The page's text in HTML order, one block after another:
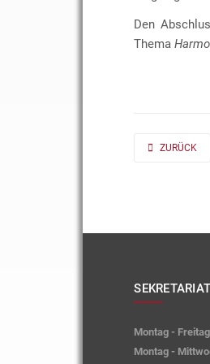
Den
Thema
PREVIOUS
ZURÜCK
SEKRETARIAT
Montag -
Montag -